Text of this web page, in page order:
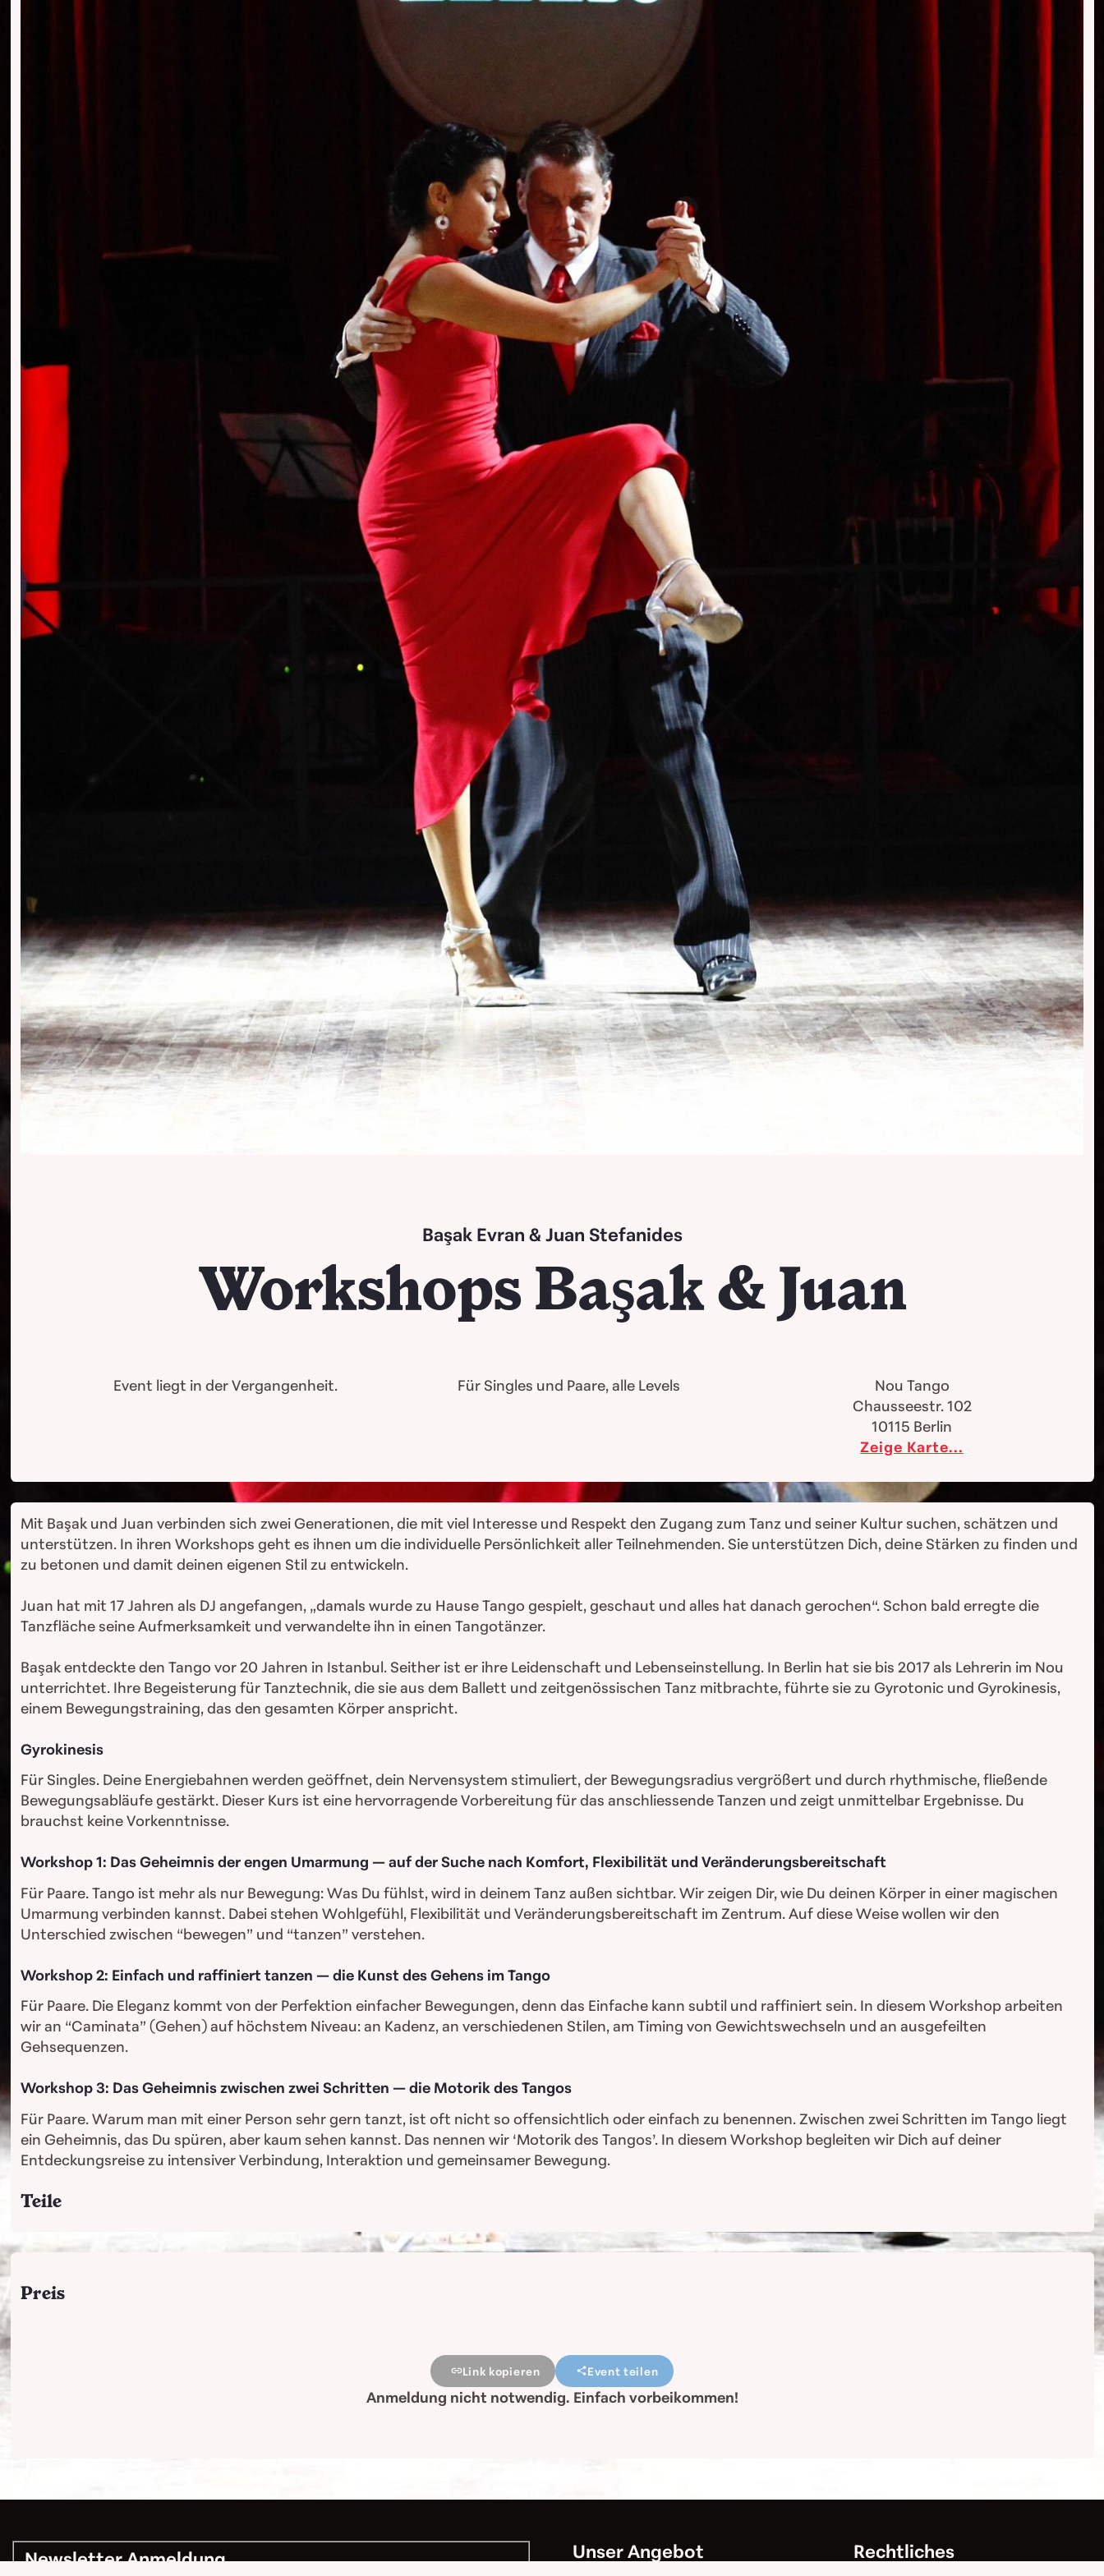
Workshops Başak & Juan
Başak Evran & Juan Stefanides
Event liegt in der Vergangenheit. Für Singles und Paare, alle Levels
Nou Tango
Chausseestr. 102
10115 Berlin
Zeige Karte...
Mit Başak und Juan verbinden sich zwei Generationen, die mit viel Interesse und Respekt den Zugang zum Tanz und seiner Kultur suchen, schätzen und
unterstützen. In ihren Workshops geht es ihnen um die individuelle Persönlichkeit aller Teilnehmenden. Sie unterstützen Dich, deine Stärken zu finden und
zu betonen und damit deinen eigenen Stil zu entwickeln.
Juan hat mit 17 Jahren als DJ angefangen, „damals wurde zu Hause Tango gespielt, geschaut und alles hat danach gerochen“. Schon bald erregte die
Tanzfläche seine Aufmerksamkeit und verwandelte ihn in einen Tangotänzer.
Başak entdeckte den Tango vor 20 Jahren in Istanbul. Seither ist er ihre Leidenschaft und Lebenseinstellung. In Berlin hat sie bis 2017 als Lehrerin im Nou
unterrichtet. Ihre Begeisterung für Tanztechnik, die sie aus dem Ballett und zeitgenössischen Tanz mitbrachte, führte sie zu Gyrotonic und Gyrokinesis,
einem Bewegungstraining, das den gesamten Körper anspricht.
Gyrokinesis
Für Singles. Deine Energiebahnen werden geöffnet, dein Nervensystem stimuliert, der Bewegungsradius vergrößert und durch rhythmische, fließende
Bewegungsabläufe gestärkt. Dieser Kurs ist eine hervorragende Vorbereitung für das anschliessende Tanzen und zeigt unmittelbar Ergebnisse. Du
brauchst keine Vorkenntnisse.
Workshop 1: Das Geheimnis der engen Umarmung — auf der Suche nach Komfort, Flexibilität und Veränderungsbereitschaft
Für Paare. Tango ist mehr als nur Bewegung: Was Du fühlst, wird in deinem Tanz außen sichtbar. Wir zeigen Dir, wie Du deinen Körper in einer magischen
Umarmung verbinden kannst. Dabei stehen Wohlgefühl, Flexibilität und Veränderungsbereitschaft im Zentrum. Auf diese Weise wollen wir den
Unterschied zwischen “bewegen” und “tanzen” verstehen.
Workshop 2: Einfach und raffiniert tanzen — die Kunst des Gehens im Tango
Für Paare. Die Eleganz kommt von der Perfektion einfacher Bewegungen, denn das Einfache kann subtil und raffiniert sein. In diesem Workshop arbeiten
wir an “Caminata” (Gehen) auf höchstem Niveau: an Kadenz, an verschiedenen Stilen, am Timing von Gewichtswechseln und an ausgefeilten
Gehsequenzen.
Workshop 3: Das Geheimnis zwischen zwei Schritten — die Motorik des Tangos
Für Paare. Warum man mit einer Person sehr gern tanzt, ist oft nicht so offensichtlich oder einfach zu benennen. Zwischen zwei Schritten im Tango liegt
ein Geheimnis, das Du spüren, aber kaum sehen kannst. Das nennen wir ‘Motorik des Tangos’. In diesem Workshop begleiten wir Dich auf deiner
Entdeckungsreise zu intensiver Verbindung, Interaktion und gemeinsamer Bewegung.
Teile
Preis
Link kopieren Event teilen
Anmeldung nicht notwendig. Einfach vorbeikommen!
Newsletter Anmeldung Unser Angebot Rechtliches